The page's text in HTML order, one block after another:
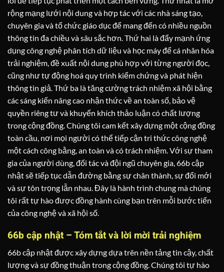
rộng mạng lưới nội dung và hợp tác với các nhà sáng tạo,
chuyên gia và tổ chức giáo dục để mang đến có nhiều nguồn
thông tin đa chiều và sâu sắc hơn. Thứ hai là đẩy mạnh ứng
dụng công nghệ phân tích dữ liệu và học máy để cá nhân hóa
trải nghiệm, đề xuất nội dung phù hợp với từng người đọc,
cũng như tự động hoá quy trình kiểm chứng và phát hiện
thông tin giả. Thứ ba là tăng cường trách nhiệm xã hội bằng
các sáng kiến nâng cao nhận thức về an toàn số, bảo vệ
quyền riêng tư và khuyến khích thảo luận có chất lượng
trong cộng đồng. Chúng tôi cam kết xây dựng một cộng đồng
toàn cầu, nơi mọi người có thể tiếp cận tri thức công nghệ
một cách công bằng, an toàn và có trách nhiệm. Với sự tham
gia của người dùng, đối tác và đội ngũ chuyên gia, 66b cập
nhật sẽ tiếp tục dẫn đường bằng sự chân thành, sự đổi mới
và sự tôn trọng lẫn nhau. Đây là hành trình chung mà chúng
tôi rất tự hào được đồng hành cùng bạn trên mỗi bước tiến
của công nghệ và xã hội số.
66b cập nhật – Tóm tắt và lời mời trải nghiệm
66b cập nhật được xây dựng dựa trên nền tảng tin cậy, chất
lượng và sự đồng thuận trong cộng đồng. Chúng tôi tự hào